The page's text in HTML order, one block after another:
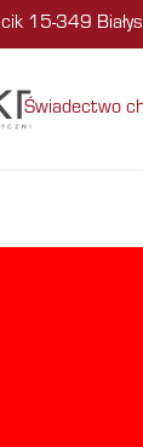
15-349
Świadectwo